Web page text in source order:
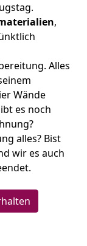
,
Alles
Wände
es noch
alles? Bist
wir es auch